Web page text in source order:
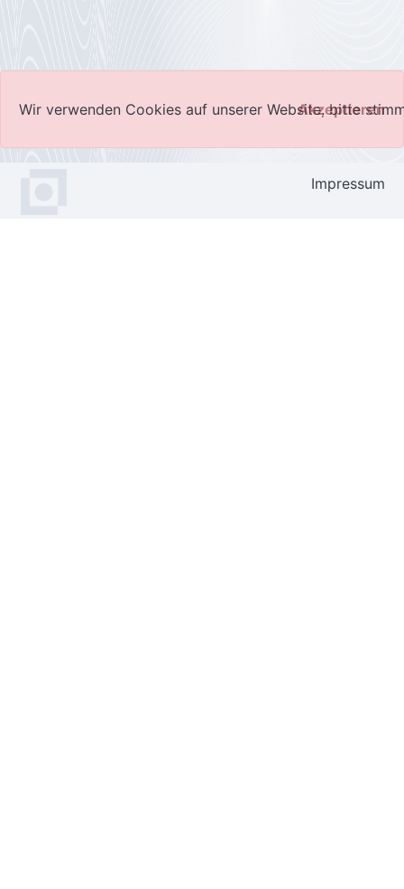
Wir verwenden Cookies auf unserer Website, bitte
Akzeptieren
Impressum